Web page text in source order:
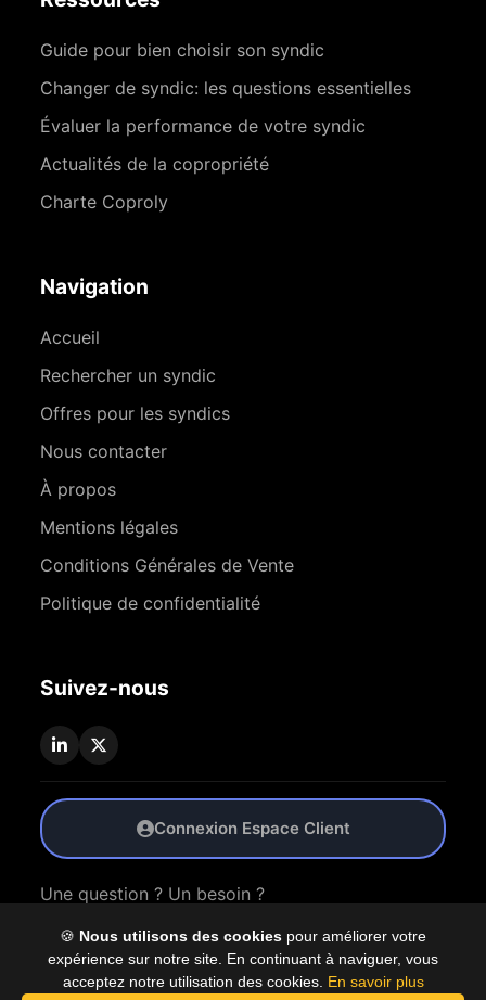
🍪 Nous utilisons des cookies pour améliorer votre
expérience sur notre site. En continuant à naviguer, vous
acceptez notre utilisation des cookies. En savoir plus
Guide pour bien choisir son syndic
Changer de syndic: les questions essentielles
Évaluer la performance de votre syndic
Actualités de la copropriété
Charte Coproly
Navigation
Accueil
Rechercher un syndic
Offres pour les syndics
Nous contacter
À propos
Mentions légales
Conditions Générales de Vente
Politique de confidentialité
Suivez-nous
Connexion Espace Client
Une question ? Un besoin ?
Nous Contacter